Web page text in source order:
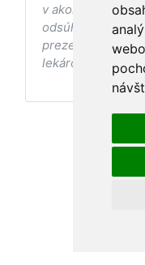
v akomkoľvek
odsúhlasenia
prezentovaných
lekárom tieto